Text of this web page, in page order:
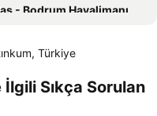
- Bodrum Havalimanı
Bodrum
Aqua Park
Türkiye
Sıkça Sorulan